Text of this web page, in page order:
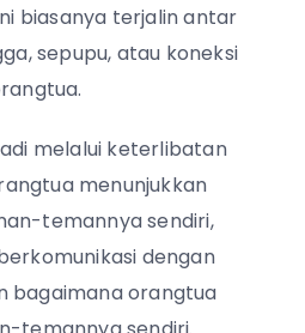
biasanya terjalin antar
sepupu, atau koneksi
melalui keterlibatan
menunjukkan
temannya sendiri,
dengan
bagaimana orangtua